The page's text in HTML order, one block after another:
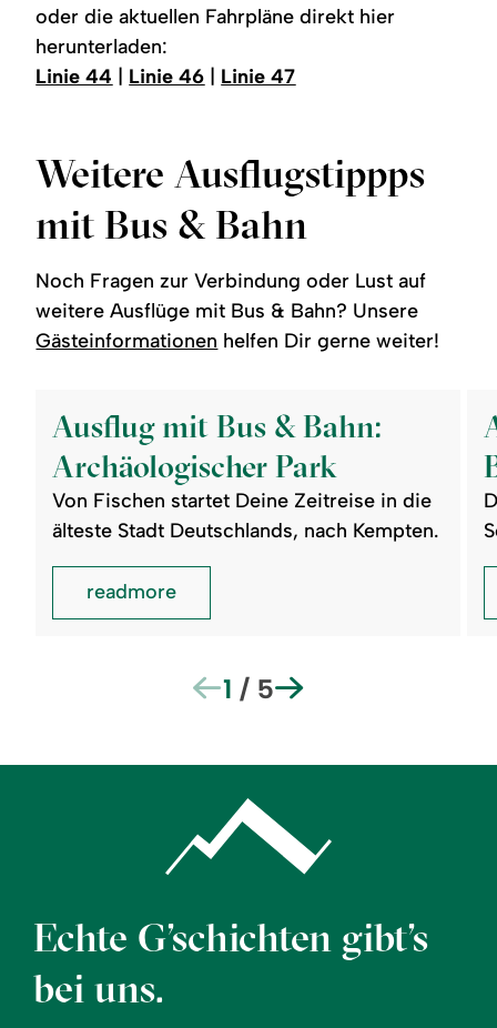
oder die aktuellen Fahrpläne direkt hier
herunterladen:
Linie 44
Linie 46 Linie 47
Weitere Ausflugstippps
mit Bus & Bahn
Noch Fragen zur Verbindung oder Lust auf
weitere Ausflüge mit Bus & Bahn? Unsere
Gästeinformationen helfen Dir gerne weiter!
Ausflug mit Bus & Bahn:
Archäologischer Park
Von Fischen startet Deine Zeitreise in die
älteste Stadt Deutschlands, nach Kempten.
Ausflug
mit
Archäologischer
Park
readmore
mit
1 / 5
Echte G’schichten gibt’s
bei uns.